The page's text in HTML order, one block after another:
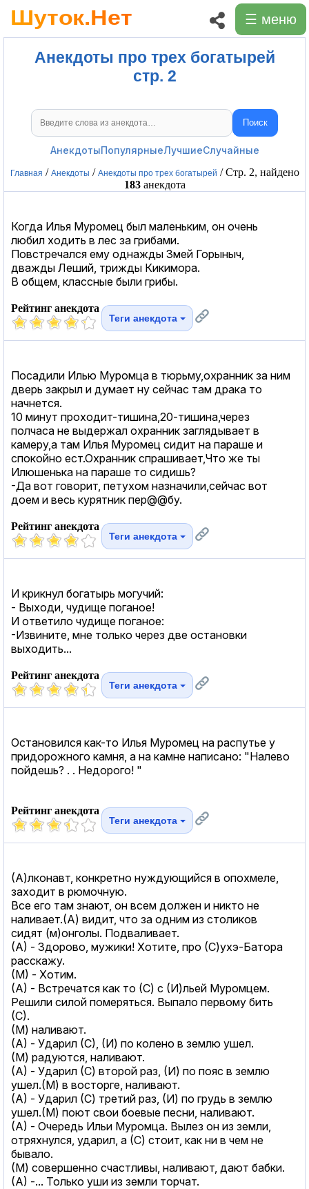
☰ меню
Анекдоты про трех богатырей
стр. 2
Поиск анекдотов Поиск
АнекдотыПопулярныеЛучшиеСлучайные
Главная / Анекдоты / Анекдоты про трех богатырей / Стр. 2, найдено
183анекдота
Когда Илья Муромец был маленьким, он очень
любил ходить в лес за грибами.
Повстречался ему однажды Змей Горыныч,
дважды Леший, трижды Кикимора.
В общем, классные были грибы.
Рейтинг анекдота
Теги анекдота
Посадили Илью Муромца в тюрьму,охранник за ним
дверь закрыл и думает ну сейчас там драка то
начнется.
10 минут проходит-тишина,20-тишина,через
полчаса не выдержал охранник заглядывает в
камеру,а там Илья Муромец сидит на параше и
спокойно ест.Охранник спрашивает,Что же ты
Илюшенька на параше то сидишь?
-Да вот говорит, петухом назначили,сейчас вот
доем и весь курятник пер@@бу.
Рейтинг анекдота
Теги анекдота
И крикнул богатырь могучий:
- Выходи, чудище поганое!
И ответило чудище поганое:
-Извините, мне только через две остановки
выходить...
Рейтинг анекдота
Теги анекдота
Остановился как-то Илья Муромец на распутье у
придорожного камня, а на камне написано: "Налево
пойдешь? . . Недорого! "
Рейтинг анекдота
Теги анекдота
(А)лконавт, конкретно нуждующийся в опохмеле,
заходит в рюмочную.
Все его там знают, он всем должен и никто не
наливает.(А) видит, что за одним из столиков
сидят (м)онголы. Подваливает.
(А) - Здорово, мужики! Хотите, про (С)ухэ-Батора
расскажу.
(М) - Хотим.
(А) - Встречатся как то (С) с (И)льей Муромцем.
Решили силой померяться. Выпало первому бить
(С).
(М) наливают.
(А) - Ударил (С), (И) по колено в землю ушел.
(М) радуются, наливают.
(А) - Ударил (С) второй раз, (И) по пояс в землю
ушел.(М) в восторге, наливают.
(А) - Ударил (С) третий раз, (И) по грудь в землю
ушел.(М) поют свои боевые песни, наливают.
(А) - Очередь Ильи Муромца. Вылез он из земли,
отряхнулся, ударил, а (С) стоит, как ни в чем не
бывало.
(М) совершенно счастливы, наливают, дают бабки.
(А) -... Только уши из земли торчат.